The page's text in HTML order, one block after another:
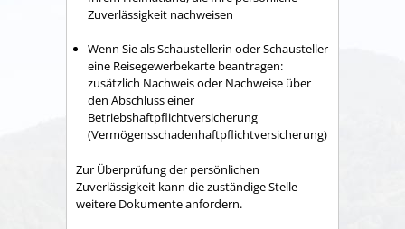
Zuverlässigkeit nachweisen
Wenn Sie als Schaustellerin oder Schausteller
eine Reisegewerbekarte beantragen:
zusätzlich Nachweis oder Nachweise über
den Abschluss einer
Betriebshaftpflichtversicherung
(Vermögensschadenhaftpflichtversicherung)
Zur Überprüfung der persönlichen
Zuverlässigkeit kann die zuständige Stelle
weitere Dokumente anfordern.